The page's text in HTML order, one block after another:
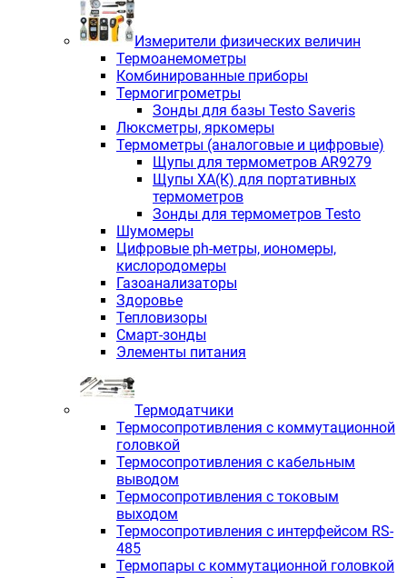
Измерители физических величин
Термоанемометры
Комбинированные приборы
Термогигрометры
Зонды для базы Testo Saveris
Люксметры, яркомеры
Термометры (аналоговые и цифровые)
Щупы для термометров AR9279
Щупы ХА(К) для портативных
термометров
Зонды для термометров Testo
Шумомеры
Цифровые ph-метры, иономеры,
кислородомеры
Газоанализаторы
Здоровье
Тепловизоры
Смарт-зонды
Элементы питания
Термодатчики
Термосопротивления с коммутационной
головкой
Термосопротивления с кабельным
выводом
Термосопротивления с токовым
выходом
Термосопротивления с интерфейсом RS-
485
Термопары с коммутационной головкой